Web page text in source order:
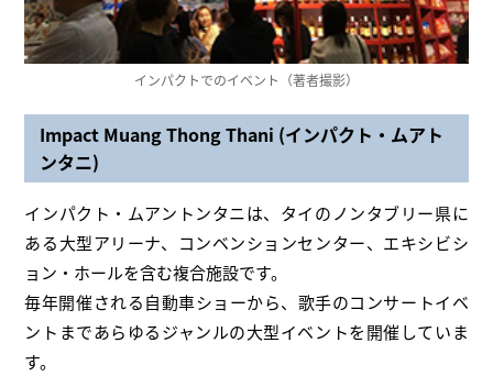
インパクトでのイベント（著者撮影）
Impact Muang Thong Thani (インパクト・ムアト
ンタニ)
インパクト・ムアントンタニは、タイのノンタブリー県に
ある大型アリーナ、コンベンションセンター、エキシビシ
ョン・ホールを含む複合施設です。
毎年開催される自動車ショーから、歌手のコンサートイベ
ントまであらゆるジャンルの大型イベントを開催していま
す。